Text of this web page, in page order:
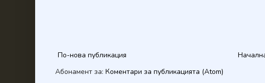
По-нова публикация
Абонамент за: Коментари за публикацията (Atom)